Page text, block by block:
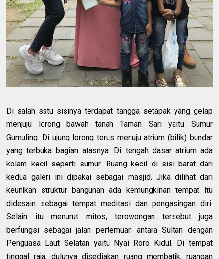
Di salah satu sisinya terdapat tangga setapak yang gelap
menjuju lorong bawah tanah Taman Sari yaitu Sumur
Gumuling. Di ujung lorong terus menuju atrium (bilik) bundar
yang terbuka bagian atasnya. Di tengah dasar atrium ada
kolam kecil seperti sumur. Ruang kecil di sisi barat dari
kedua galeri ini dipakai sebagai masjid. Jika dilihat dari
keunikan struktur bangunan ada kemungkinan tempat itu
didesain sebagai tempat meditasi dan pengasingan diri.
Selain itu menurut mitos, terowongan tersebut juga
berfungsi sebagai jalan pertemuan antara Sultan dengan
Penguasa Laut Selatan yaitu Nyai Roro Kidul. Di tempat
tinggal raja, dulunya disediakan ruang membatik, ruangan